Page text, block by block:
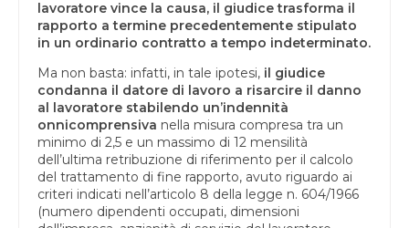
lavoratore vince la causa, il giudice trasforma il
rapporto a termine precedentemente stipulato
in un ordinario contratto a tempo indeterminato.
Ma non basta: infatti, in tale ipotesi, il giudice
condanna il datore di lavoro a risarcire il danno
al lavoratore stabilendo un’indennità
onnicomprensiva nella misura compresa tra un
minimo di 2,5 e un massimo di 12 mensilità
dell’ultima retribuzione di riferimento per il calcolo
del trattamento di fine rapporto, avuto riguardo ai
criteri indicati nell’articolo 8 della legge n. 604/1966
(numero dipendenti occupati, dimensioni